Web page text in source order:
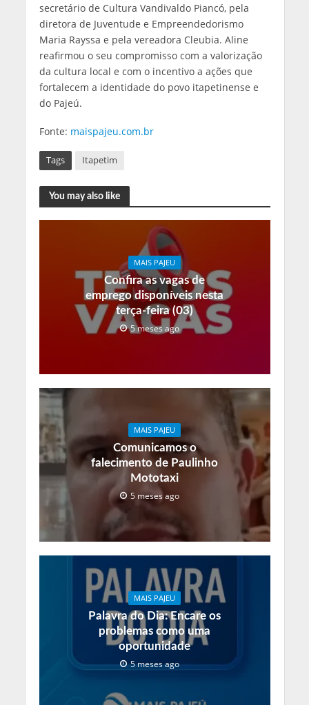
secretário de Cultura Vandivaldo Piancó, pela
diretora de Juventude e Empreendedorismo
Maria Rayssa e pela vereadora Cleubia. Aline
reafirmou o seu compromisso com a valorização
da cultura local e com o incentivo a ações que
fortalecem a identidade do povo itapetinense e
do Pajeú.
Fonte: maispajeu.com.br
Tags Itapetim
You may also like
MAIS PAJEU
Confira as vagas de
emprego disponíveis nesta
terça-feira (03)
5 meses ago
MAIS PAJEU
Comunicamos o
falecimento de Paulinho
Mototaxi
5 meses ago
MAIS PAJEU
Palavra do Dia: Encare os
problemas como uma
oportunidade
5 meses ago